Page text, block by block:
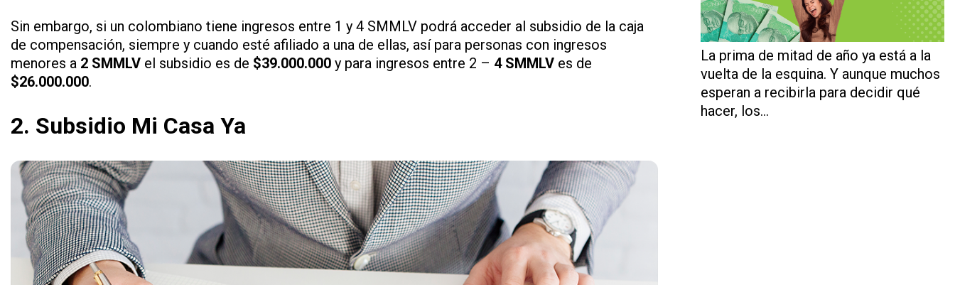
Sin embargo, si un colombiano tiene ingresos entre 1 y 4 SMMLV podrá acceder al subsidio de la caja
de compensación, siempre y cuando esté afiliado a una de ellas, así para personas con ingresos
menores a 2 SMMLV el subsidio es de $39.000.000 y para ingresos entre 2 – 4 SMMLV es de
$26.000.000.
2. Subsidio Mi Casa Ya
La prima de mitad de año ya está a la
vuelta de la esquina. Y aunque muchos
esperan a recibirla para decidir qué
hacer, los…